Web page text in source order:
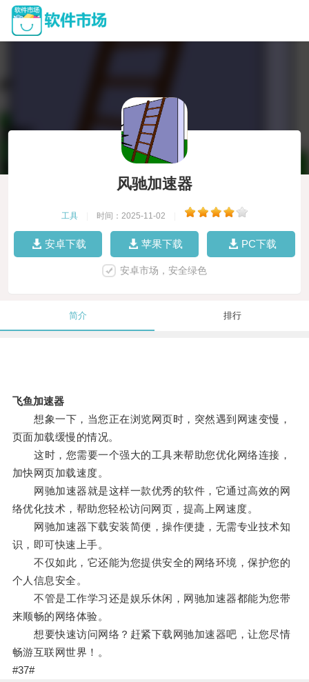
风驰加速器
工具 时间：2025-11-02
安卓下载 苹果下载 PC下载
安卓市场，安全绿色
简介 排行
飞鱼加速器
想象一下，当您正在浏览网页时，突然遇到网速变慢，
页面加载缓慢的情况。
这时，您需要一个强大的工具来帮助您优化网络连接，
加快网页加载速度。
网驰加速器就是这样一款优秀的软件，它通过高效的网
络优化技术，帮助您轻松访问网页，提高上网速度。
网驰加速器下载安装简便，操作便捷，无需专业技术知
识，即可快速上手。
不仅如此，它还能为您提供安全的网络环境，保护您的
个人信息安全。
不管是工作学习还是娱乐休闲，网驰加速器都能为您带
来顺畅的网络体验。
想要快速访问网络？赶紧下载网驰加速器吧，让您尽情
畅游互联网世界！。
#37#